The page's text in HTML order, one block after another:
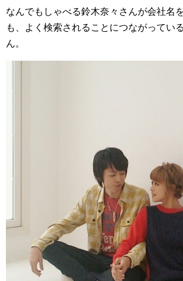
なんでもしゃべる鈴木奈々さんが会社名
も、よく検索されることにつながってい
ん。